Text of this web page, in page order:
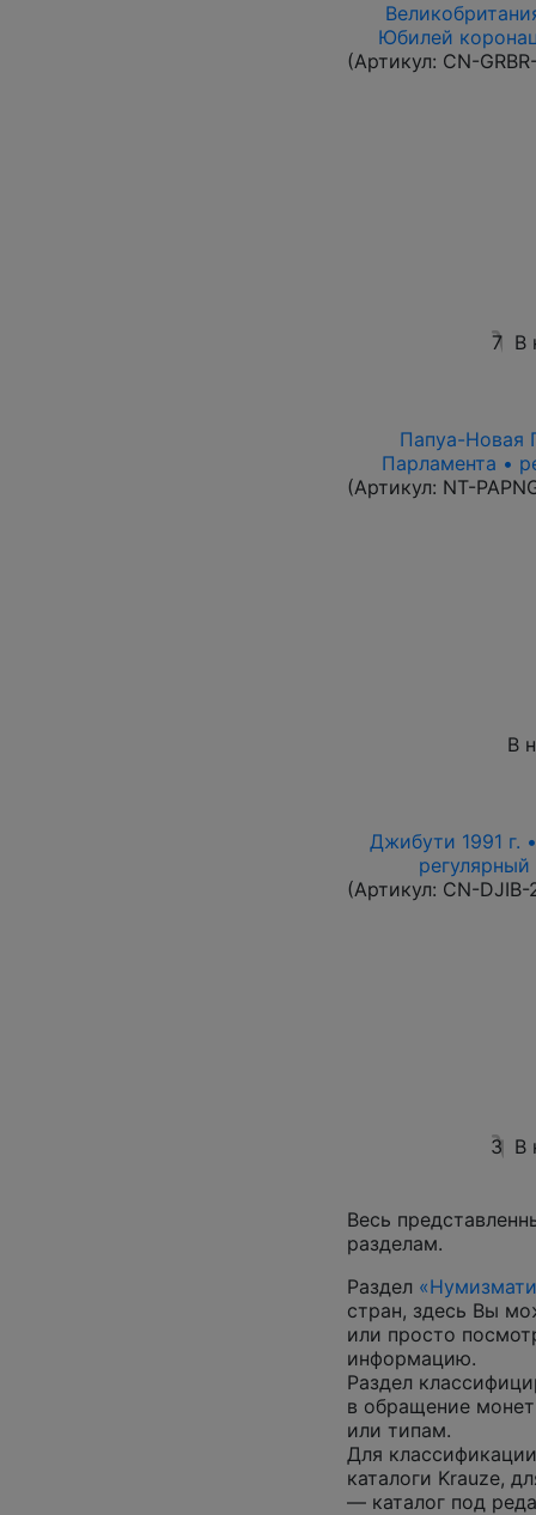
Юбилей
(Артикул: CN-
7 В
Папуа-Новая
Парламента •
(Артикул: NT-
В
Джибути 1991 г.
(Артикул: CN-DJIB-
3 В
Весь
разделам.
Раздел
стран, здесь Вы
или просто
информацию.
Раздел
в обращение
или типам.
Для
каталоги Krauze,
— каталог под